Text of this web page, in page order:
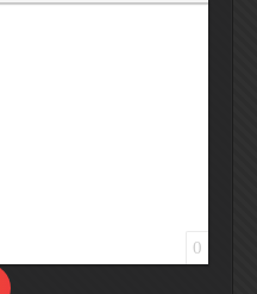
текста
цитатыспойлера
0